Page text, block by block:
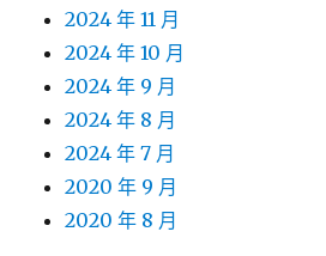
2024 年 11 月
2024 年 10 月
2024 年 9 月
2024 年 8 月
2024 年 7 月
2020 年 9 月
2020 年 8 月